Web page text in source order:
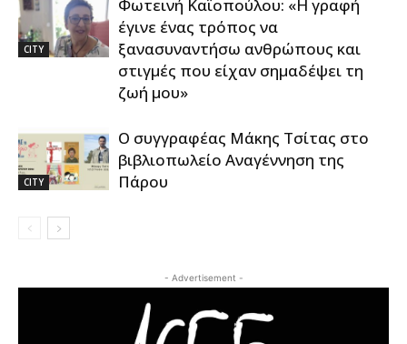
CITY
Φωτεινή Καϊοπούλου: «Η γραφή
έγινε ένας τρόπος να
ξανασυναντήσω ανθρώπους και
στιγμές που είχαν σημαδέψει τη
ζωή μου»
CITY
Ο συγγραφέας Μάκης Τσίτας στο
βιβλιοπωλείο Αναγέννηση της
Πάρου
- Advertisement -